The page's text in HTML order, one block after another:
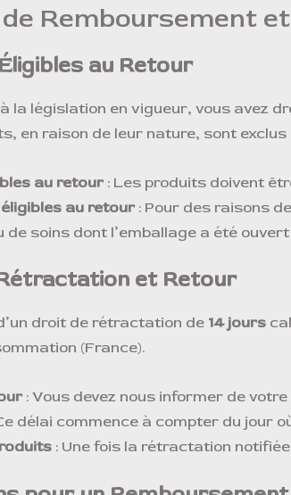
Remboursement
au Retour
la législation en vigueur, vous avez
en raison de leur nature, sont
au retour: Les produits doivent
au retour: Pour des raisons
de soins dont l’emballage a été
et Retour
droit de rétractation de 14 jours
(France).
: Vous devez nous informer de
délai commence à compter du jour
: Une fois la rétractation